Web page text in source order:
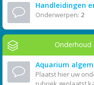
Handleidingen
Onderwerpen: 2
Aquarium
Plaatst hier uw